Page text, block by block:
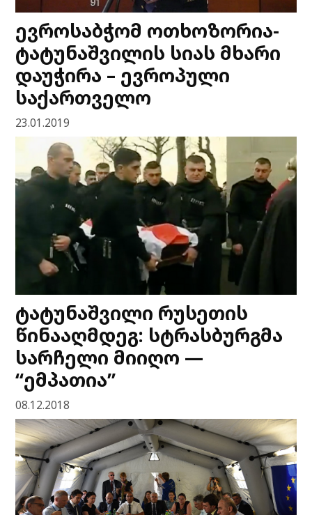
ევროსაბჭომ ოთხოზორია-
ტატუნაშვილის სიას მხარი
დაუჭირა – ევროპული
საქართველო
23.01.2019
ტატუნაშვილი რუსეთის
წინააღმდეგ: სტრასბურგმა
სარჩელი მიიღო —
“ემპათია”
08.12.2018